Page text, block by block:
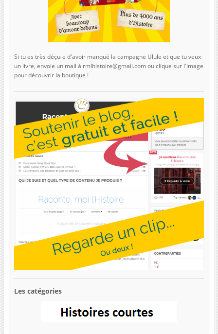
Si tu es très déçu-e d'avoir manqué la campagne Ulule et que tu veux
un livre, envoie un mail à rmlhistoire@gmail.com ou clique sur l'image
pour découvrir la boutique !
Les catégories